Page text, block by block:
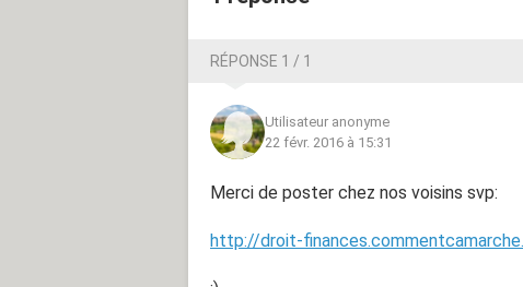
RÉPONSE 1 / 1
Utilisateur anonyme
22 févr. 2016 à 15:31
Merci de poster chez nos voisins svp:
http://droit-